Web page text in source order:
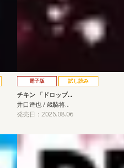
電子版 試し読み
チキン 「ドロップ…
井口達也 / 歳脇将…
発売日：2026.08.06